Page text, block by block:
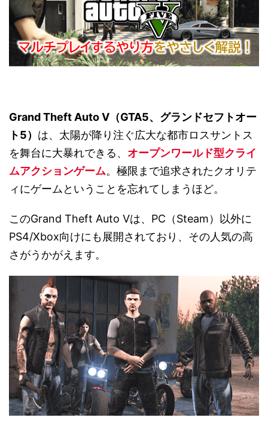
Grand Theft Auto V（GTA5、グランドセフトオー
ト5） は、太陽が降り注ぐ広大な都市ロスサントス
を舞台に大暴れできる、 オープンワールド型クライ
ムアクションゲーム。極限まで追求されたクオリテ
ィにゲームということを忘れてしまうほど。
このGrand Theft Auto Vは、PC（Steam）以外に
PS4/Xbox向けにも展開されており、その人気の高
さがうかがえます。